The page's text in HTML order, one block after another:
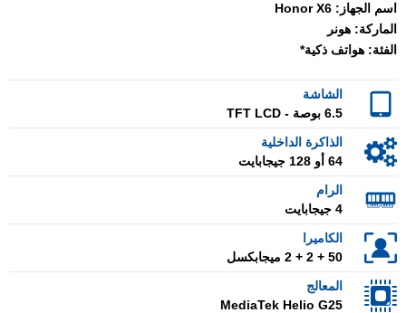
اسم الجهاز: Honor X6
الماركة: هونر
الفئة: هواتف ذكية*
الشاشة
6.5 بوصة - TFT LCD
الذاكرة الداخلية
64 أو 128 جيجابايت
الرام
4 جيجابايت
الكاميرا
50 + 2 + 2 ميجابكسل
المعالج
MediaTek Helio G25